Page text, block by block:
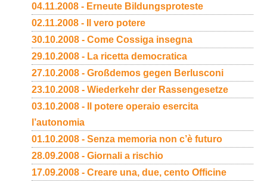
04.11.2008 - Erneute Bildungsproteste
02.11.2008 - Il vero potere
30.10.2008 - Come Cossiga insegna
29.10.2008 - La ricetta democratica
27.10.2008 - Großdemos gegen Berlusconi
23.10.2008 - Wiederkehr der Rassengesetze
03.10.2008 - Il potere operaio esercita
l’autonomia
01.10.2008 - Senza memoria non c’è futuro
28.09.2008 - Giornali a rischio
17.09.2008 - Creare una, due, cento Officine